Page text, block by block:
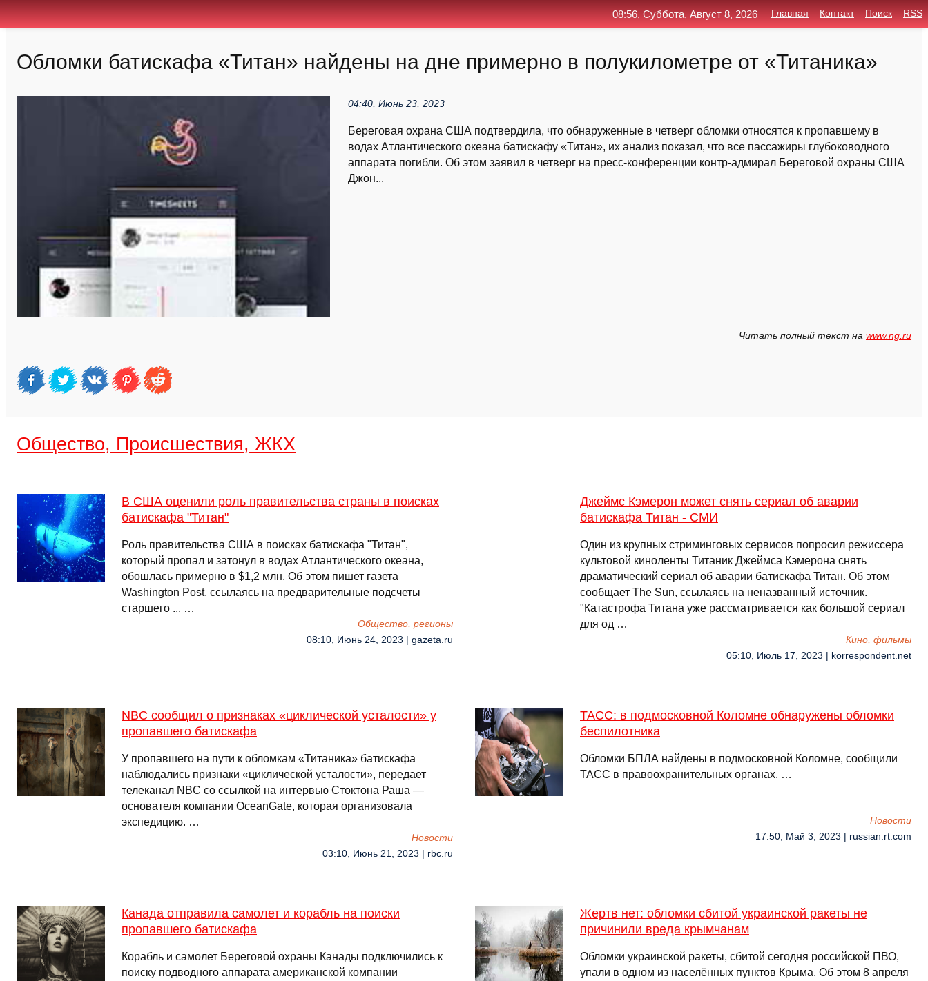
Обломки батискафа «Титан» найдены на дне примерно в полукилометре от «Титаника»
04:40, Июнь 23, 2023
Береговая охрана США подтвердила, что обнаруженные в четверг обломки относятся к пропавшему в
водах Атлантического океана батискафу «Титан», их анализ показал, что все пассажиры глубоководного
аппарата погибли. Об этом заявил в четверг на пресс-конференции контр-адмирал Береговой охраны США
Джон...
Читать полный текст на www.ng.ru
Общество, Происшествия, ЖКХ
В США оценили роль правительства страны в поисках
батискафа "Титан"
Роль правительства США в поисках батискафа "Титан",
который пропал и затонул в водах Атлантического океана,
обошлась примерно в $1,2 млн. Об этом пишет газета
Washington Post, ссылаясь на предварительные подсчеты
старшего ... …
Общество, регионы
08:10, Июнь 24, 2023 | gazeta.ru
Джеймс Кэмерон может снять сериал об аварии
батискафа Титан - СМИ
Один из крупных стриминговых сервисов попросил режиссера
культовой киноленты Титаник Джеймса Кэмерона снять
драматический сериал об аварии батискафа Титан. Об этом
сообщает The Sun, ссылаясь на неназванный источник.
"Катастрофа Титана уже рассматривается как большой сериал
для од …
Кино, фильмы
05:10, Июль 17, 2023 | korrespondent.net
NBC сообщил о признаках «циклической усталости» у
пропавшего батискафа
У пропавшего на пути к обломкам «Титаника» батискафа
наблюдались признаки «циклической усталости», передает
телеканал NBC со ссылкой на интервью Стоктона Раша —
основателя компании OceanGate, которая организовала
экспедицию. …
Новости
03:10, Июнь 21, 2023 | rbc.ru
ТАСС: в подмосковной Коломне обнаружены обломки
беспилотника
Обломки БПЛА найдены в подмосковной Коломне, сообщили
ТАСС в правоохранительных органах. …
Новости
17:50, Май 3, 2023 | russian.rt.com
Канада отправила самолет и корабль на поиски
пропавшего батискафа
Корабль и самолет Береговой охраны Канады подключились к
поиску подводного аппарата американской компании
Жертв нет: обломки сбитой украинской ракеты не
причинили вреда крымчанам
Обломки украинской ракеты, сбитой сегодня российской ПВО,
упали в одном из населённых пунктов Крыма. Об этом 8 апреля
08:56, Суббота, Август 8, 2026 Главная Контакт Поиск RSS